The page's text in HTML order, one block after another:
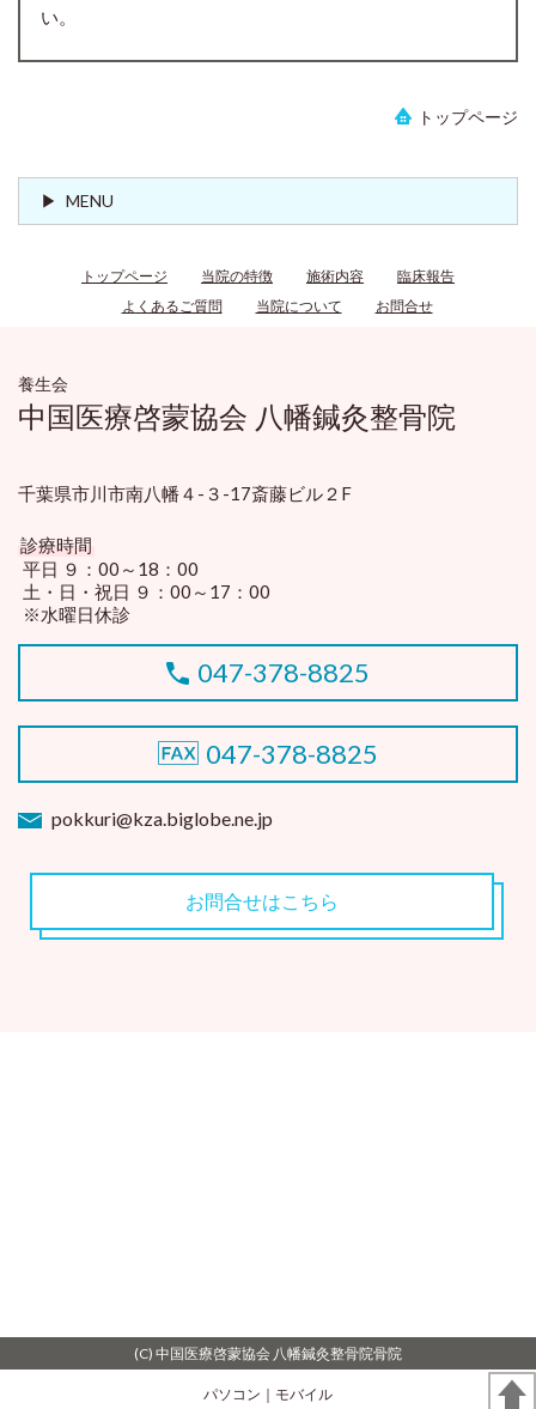
い。
トップページ
MENU
トップページ 当院の特徴 施術内容
臨床報告
よくあるご質問
当院について お問合せ
養生会
中国医療啓蒙協会 八幡鍼灸整骨院
千葉県市川市南八幡４-３-17斎藤ビル２F
診療時間
平日 ９：00～18：00
土・日・祝日 ９：00～17：00
※水曜日休診
047-378-8825
047-378-8825
pokkuri@kza.biglobe.ne.jp
お問合せはこちら
(C) 中国医療啓蒙協会 八幡鍼灸整骨院骨院
パソコン ｜モバイル